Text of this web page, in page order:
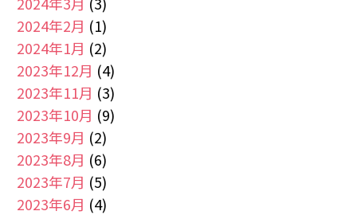
2024年2月 (1)
2024年1月 (2)
2023年12月 (4)
2023年11月 (3)
2023年10月 (9)
2023年9月 (2)
2023年8月 (6)
2023年7月 (5)
2023年6月 (4)